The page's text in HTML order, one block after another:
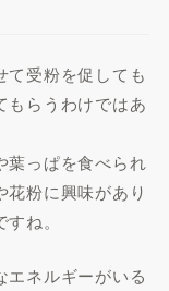
て受粉を促しても
もらうわけではあ
葉っぱを食べられ
粉に興味があり
ね。
エネルギーがいる